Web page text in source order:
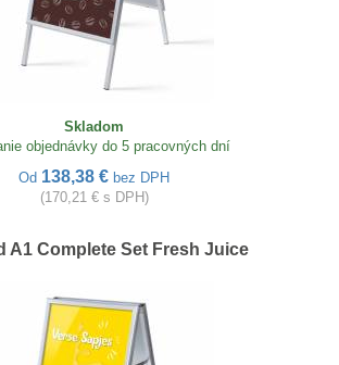
Skladom
objednávky do 5 pracovných dní
Od 138,38 € bez DPH
(170,21 € s DPH)
A1 Complete Set Fresh Juice